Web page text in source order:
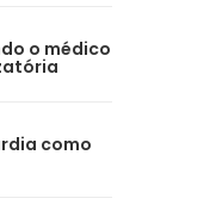
o médico
como